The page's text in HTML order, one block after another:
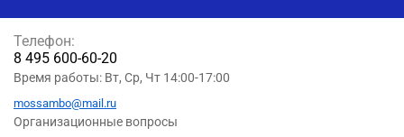
Телефон:
8 495 600-60-20
Время работы: Вт, Ср, Чт 14:00-17:00
mossambo@mail.ru
Организационные вопросы